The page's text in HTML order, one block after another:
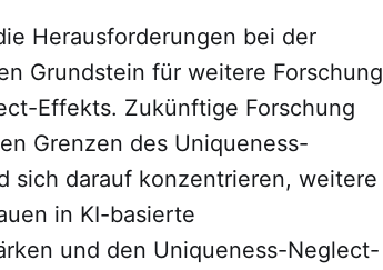
Herausforderungen bei der
Grundstein für weitere Forschung
Effekts. Zukünftige Forschung
Grenzen des Uniqueness-
sich darauf konzentrieren, weitere
in KI-basierte
und den Uniqueness-Neglect-